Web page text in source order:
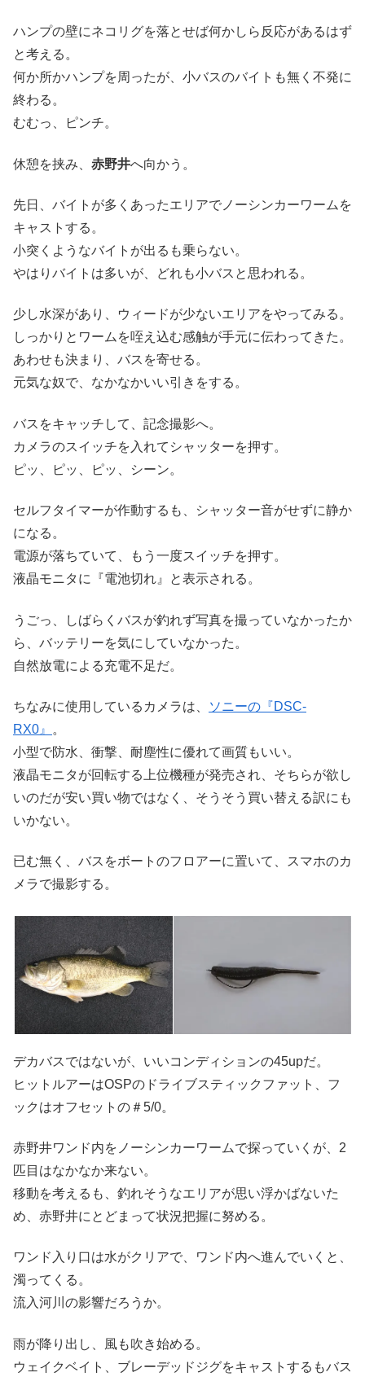
ハンプの壁にネコリグを落とせば何かしら反応があるはず
と考える。
何か所かハンプを周ったが、小バスのバイトも無く不発に
終わる。
むむっ、ピンチ。
休憩を挟み、 赤野井へ向かう。
先日、バイトが多くあったエリアでノーシンカーワームを
キャストする。
小突くようなバイトが出るも乗らない。
やはりバイトは多いが、どれも小バスと思われる。
少し水深があり、ウィードが少ないエリアをやってみる。
しっかりとワームを咥え込む感触が手元に伝わってきた。
あわせも決まり、バスを寄せる。
元気な奴で、なかなかいい引きをする。
バスをキャッチして、記念撮影へ。
カメラのスイッチを入れてシャッターを押す。
ピッ、ピッ、ピッ、シーン。
セルフタイマーが作動するも、シャッター音がせずに静か
になる。
電源が落ちていて、もう一度スイッチを押す。
液晶モニタに『電池切れ』と表示される。
うごっ、しばらくバスが釣れず写真を撮っていなかったか
ら、バッテリーを気にしていなかった。
自然放電による充電不足だ。
ちなみに使用しているカメラは、
ソニーの『DSC-
RX0』
。
小型で防水、衝撃、耐塵性に優れて画質もいい。
液晶モニタが回転する上位機種が発売され、そちらが欲し
いのだが安い買い物ではなく、そうそう買い替える訳にも
いかない。
已む無く、バスをボートのフロアーに置いて、スマホのカ
メラで撮影する。
デカバスではないが、いいコンディションの45upだ。
ヒットルアーはOSPのドライブスティックファット、フ
ックはオフセットの＃5/0。
赤野井ワンド内をノーシンカーワームで探っていくが、2
匹目はなかなか来ない。
移動を考えるも、釣れそうなエリアが思い浮かばないた
め、赤野井にとどまって状況把握に努める。
ワンド入り口は水がクリアで、ワンド内へ進んでいくと、
濁ってくる。
流入河川の影響だろうか。
雨が降り出し、風も吹き始める。
ウェイクベイト、ブレーデッドジグをキャストするもバス